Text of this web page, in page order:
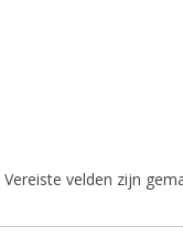
Vereiste velden zijn